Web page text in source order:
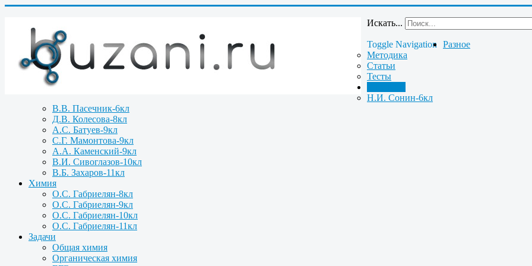
Искать...
Toggle Navigation
Разное
Методика
Статьи
Тесты
Н.И. Сонин-6кл
В.В. Пасечник-6кл
Д.В. Колесова-8кл
А.С. Батуев-9кл
С.Г. Мамонтова-9кл
А.А. Каменский-9кл
В.И. Сивоглазов-10кл
В.Б. Захаров-11кл
Химия
О.С. Габриелян-8кл
О.С. Габриелян-9кл
О.С. Габриелян-10кл
О.С. Габриелян-11кл
Задачи
Общая химия
Органическая химия